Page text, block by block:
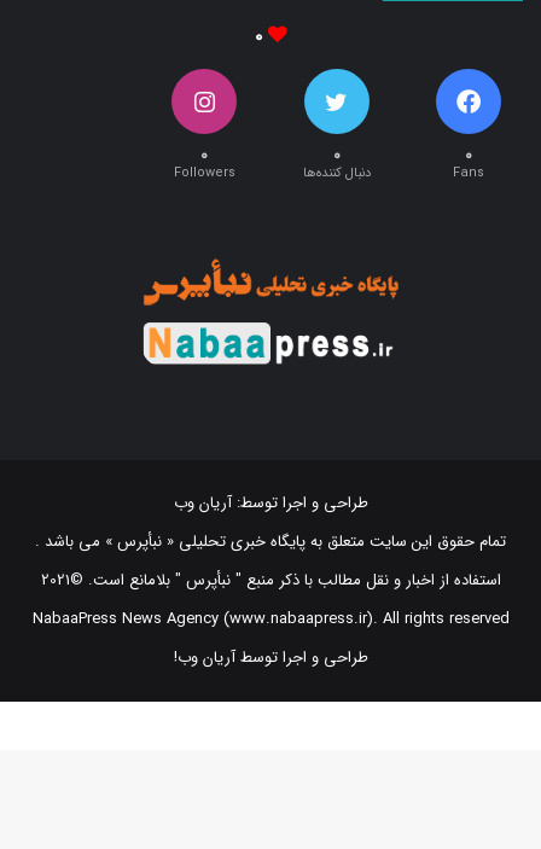
۰
۰
Fans
۰
دنبال کننده‌ها
۰
Followers
طراحی و اجرا توسط:آریان وب
تمام حقوق این سایت متعلق به پایگاه خبری تحلیلی « نبأپرس » می باشد .
استفاده از اخبار و نقل مطالب با ذکر منبع "‌ نبأپرس " بلامانع است. ©2021
NabaaPress News Agency (www.nabaapress.ir). All rights reserved
طراحی و اجرا توسط آریان وب!